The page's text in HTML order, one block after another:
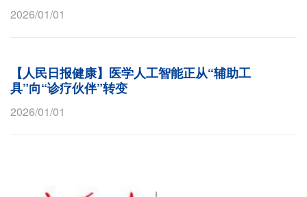
2026/01/01
【人民日报健康】医学人工智能正从“辅助工
具”向“诊疗伙伴”转变
2026/01/01